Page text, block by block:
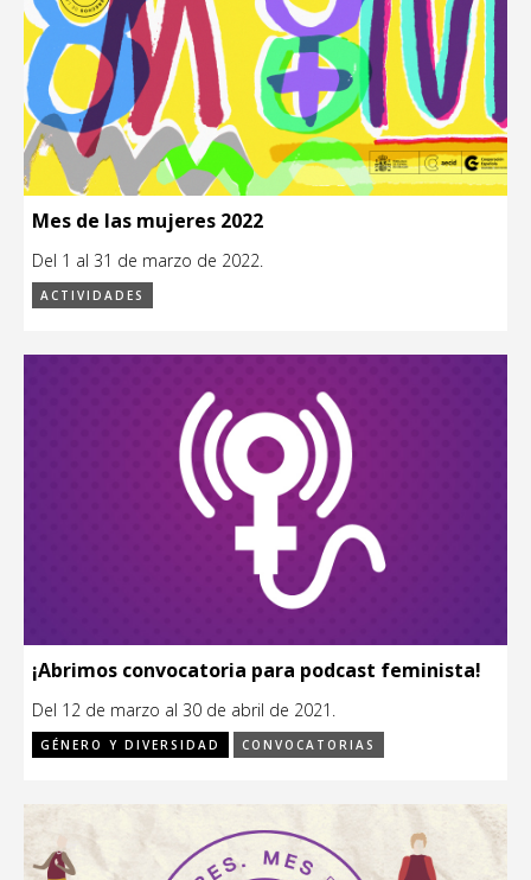
Mes de las mujeres 2022
Del 1 al 31 de marzo de 2022.
ACTIVIDADES
¡Abrimos convocatoria para podcast feminista!
Del 12 de marzo al 30 de abril de 2021.
GÉNERO Y DIVERSIDAD CONVOCATORIAS